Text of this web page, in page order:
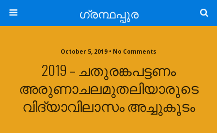
ഗ്രന്ഥപ്പുര
October 5, 2019 • No Comments
2019 – ചതുരങ്കപട്ടണം
അരുണാചലമുതലിയാരുടെ
വിദ്യാവിലാസം അച്ചുകൂടം